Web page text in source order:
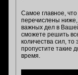
Самое главное,
перечислены ниже,
важных дел в
сможете решить
количества сил, то
пропустите такие
время.